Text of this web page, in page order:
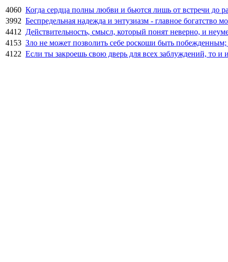
4060 Когда сердца полны любви и бьются лишь от встречи до
3992 Беспредельная надежда и энтузиазм - главное богатство
4412 Действительность, смысл, который понят неверно, и
4153 Зло не может позволить себе роскоши быть
4122 Если ты закроешь свою дверь для всех заблуждений, то и